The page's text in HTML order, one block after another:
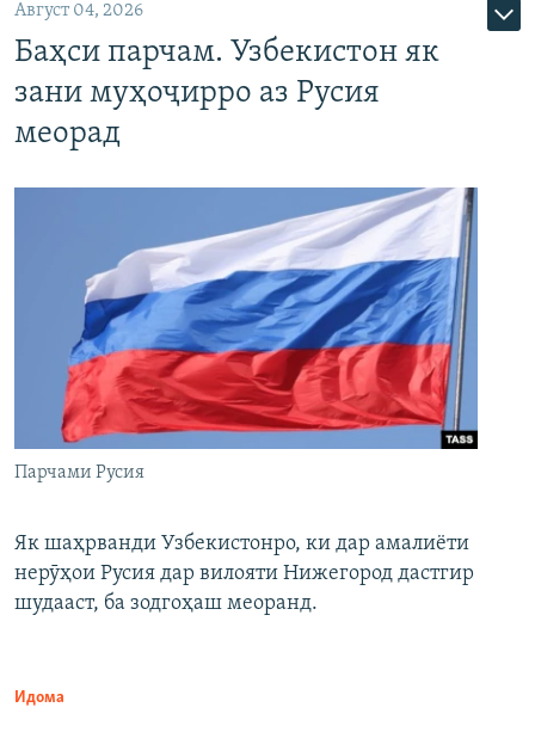
Август 04, 2026
Баҳси парчам. Узбекистон як
зани муҳоҷирро аз Русия
меорад
Парчами Русия
Як шаҳрванди Узбекистонро, ки дар амалиёти
нерӯҳои Русия дар вилояти Нижегород дастгир
шудааст, ба зодгоҳаш меоранд.
Идома